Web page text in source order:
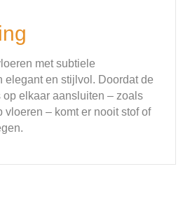
met subtiele
elegant en stijlvol. Doordat de
elkaar aansluiten – zoals
vloeren – komt er nooit stof of